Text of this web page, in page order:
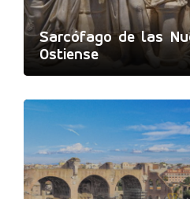
Sarcófago de las
Ostiense